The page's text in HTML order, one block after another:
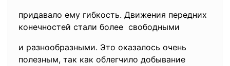
придавало ему гибкость. Движения передних
конечностей стали более свободными
и разнообразными. Это оказалось очень
полезным, так как облегчило добывание